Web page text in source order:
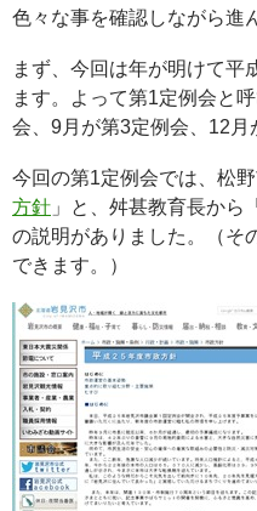
色々な事を確認しながら進
まず、今回は年が明けて平
ます。よって第1定例会と
会、9月が第3定例会、12月
今回の第1定例会では、松野
方針 」と、舛甚教育長から「
の説明がありました。（そ
できます。）